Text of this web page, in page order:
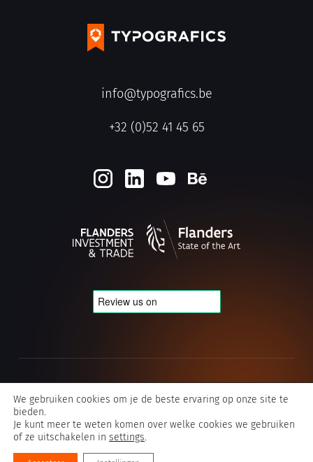
info@typografics.be
+32 (0)52 41 45 65
Algemene voorwaarden Typografics
©2026 Typografics
We gebruiken cookies om je de beste ervaring op onze site te
bieden.
Je kunt meer te weten komen over welke cookies we gebruiken
of ze uitschakelen in settings.